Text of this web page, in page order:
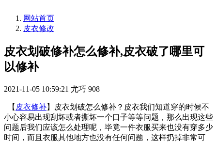
网站首页
皮衣修改
皮衣划破修补怎么修补,皮衣破了哪里可
以修补
2021-11-05 10:59:21 尤巧 908
【 皮衣修补】皮衣划破怎么修补？皮衣我们知道穿的时候不
小心容易出现刮坏或者撕坏一个口子等等问题，那么出现这些
问题后我们应该怎么处理呢，毕竟一件衣服买来也没有穿多少
时间，而且衣服其他地方也没有任何问题，这样扔掉非常可